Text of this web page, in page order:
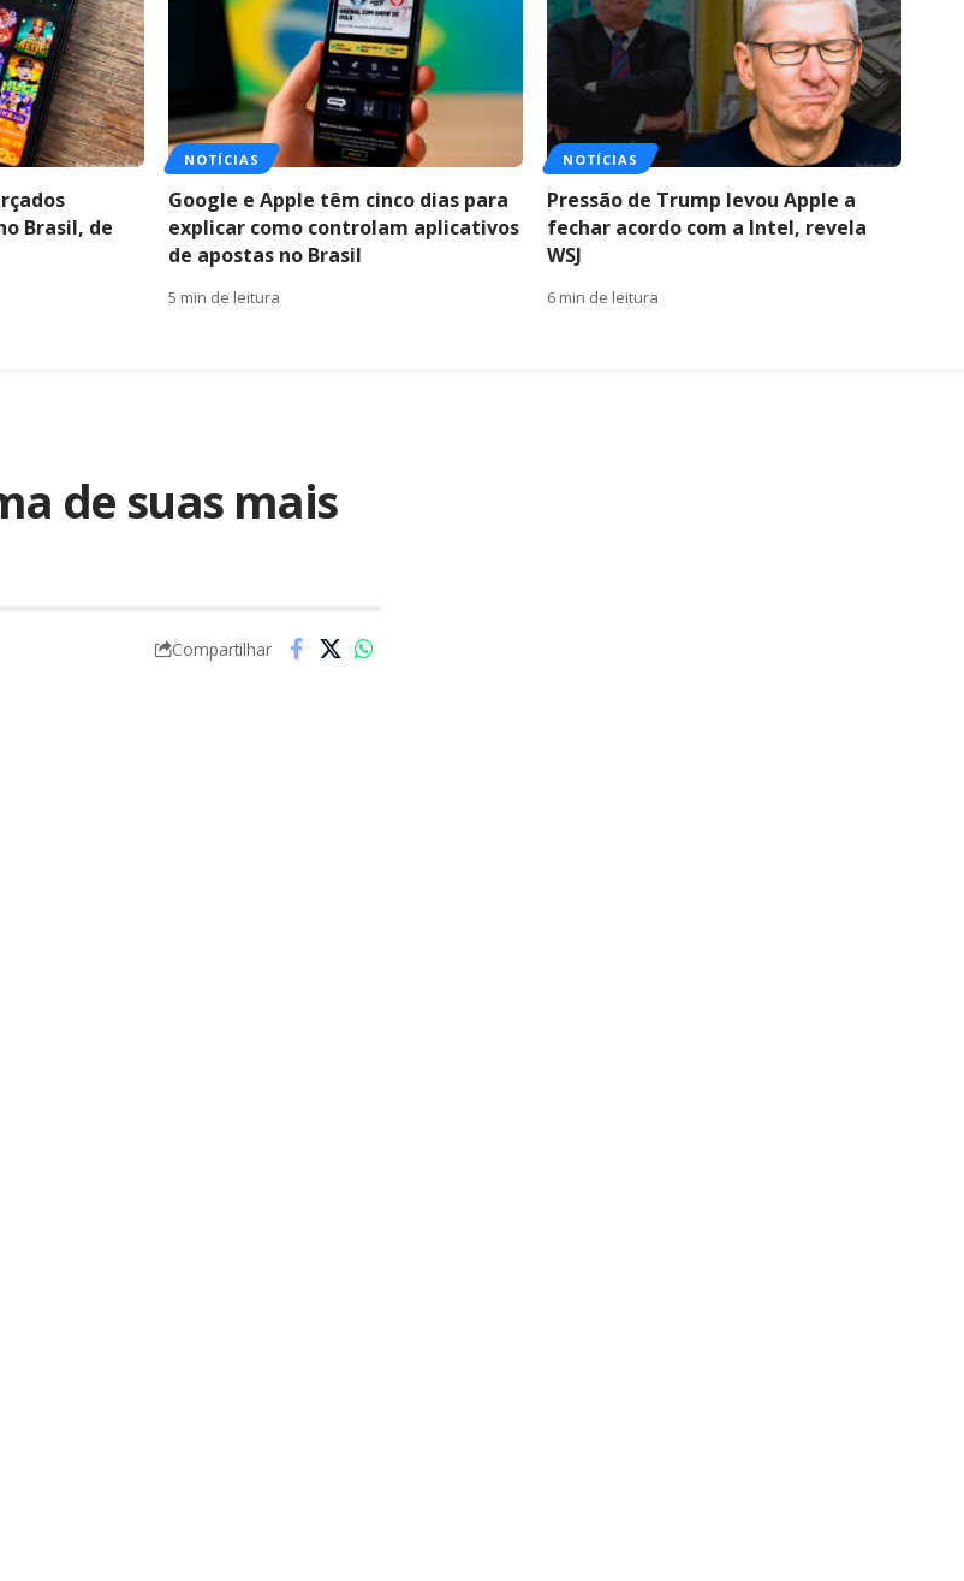
Brasil, de
NOTÍCIAS
Google e Apple têm cinco dias para
explicar como controlam aplicativos
de apostas no Brasil
5 min de leitura
NOTÍCIAS
Pressão de Trump levou Apple a
fechar acordo com a Intel, revela
WSJ
6 min de leitura
de suas mais
Compartilhar